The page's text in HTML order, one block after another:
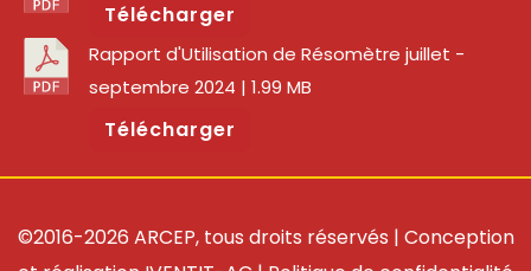
Télécharger
Rapport d'Utilisation de Résomètre juillet -
septembre 2024 | 1.99 MB
Télécharger
©2016-2026 ARCEP, tous droits réservés | Conception